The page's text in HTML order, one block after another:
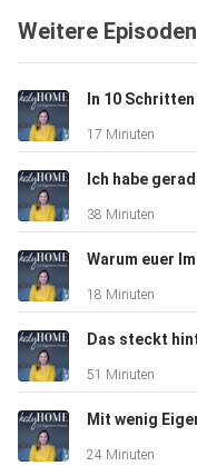
Weitere Episoden
17 Minuten
38 Minuten
18 Minuten
51 Minuten
24 Minuten